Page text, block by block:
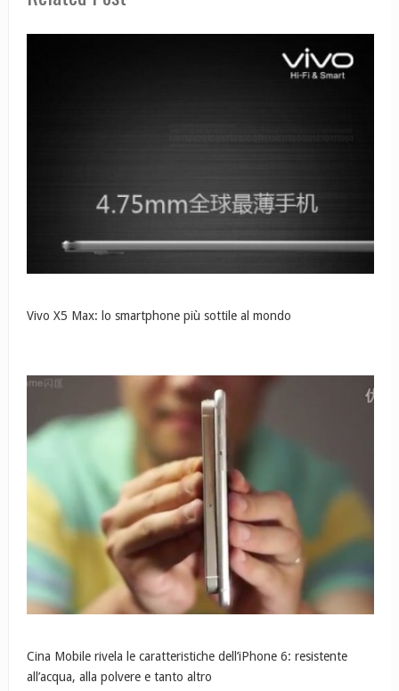
Vivo X5 Max: lo smartphone più sottile al mondo
Cina Mobile rivela le caratteristiche dell’iPhone 6: resistente
all’acqua, alla polvere e tanto altro